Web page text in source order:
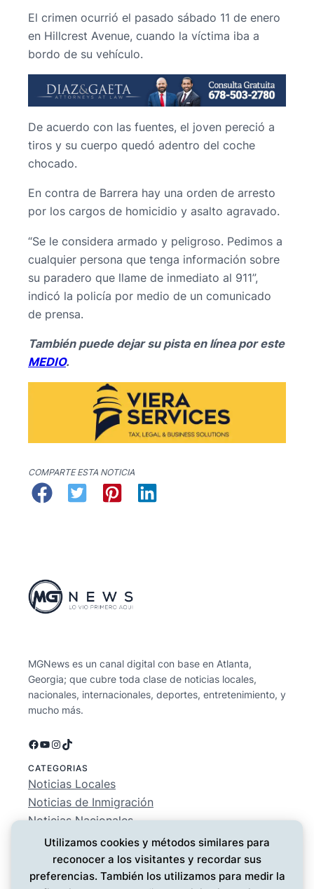
El crimen ocurrió el pasado sábado 11 de enero
en Hillcrest Avenue, cuando la víctima iba a
bordo de su vehículo.
De acuerdo con las fuentes, el joven pereció a
tiros y su cuerpo quedó adentro del coche
chocado.
En contra de Barrera hay una orden de arresto
por los cargos de homicidio y asalto agravado.
“Se le considera armado y peligroso. Pedimos a
cualquier persona que tenga información sobre
su paradero que llame de inmediato al 911”,
indicó la policía por medio de un comunicado
de prensa.
También puede dejar su pista en línea por este
MEDIO.
COMPARTE ESTA NOTICIA
MGNews es un canal digital con base en Atlanta,
Georgia; que cubre toda clase de noticias locales,
nacionales, internacionales, deportes, entretenimiento, y
mucho más.
Facebook
YouTube
Instagram
TikTok
CATEGORIAS
Noticias Locales
Noticias de Inmigración
Noticias Nacionales
Deportes
Entretenimiento
EMPRESA
Utilizamos cookies y métodos similares para
reconocer a los visitantes y recordar sus
preferencias. También los utilizamos para medir la